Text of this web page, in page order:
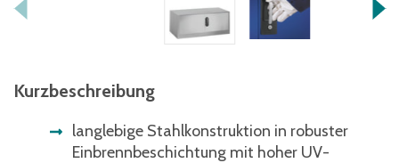
Kurzbeschreibung
langlebige Stahlkonstruktion in robuster
Einbrennbeschichtung mit hoher UV-